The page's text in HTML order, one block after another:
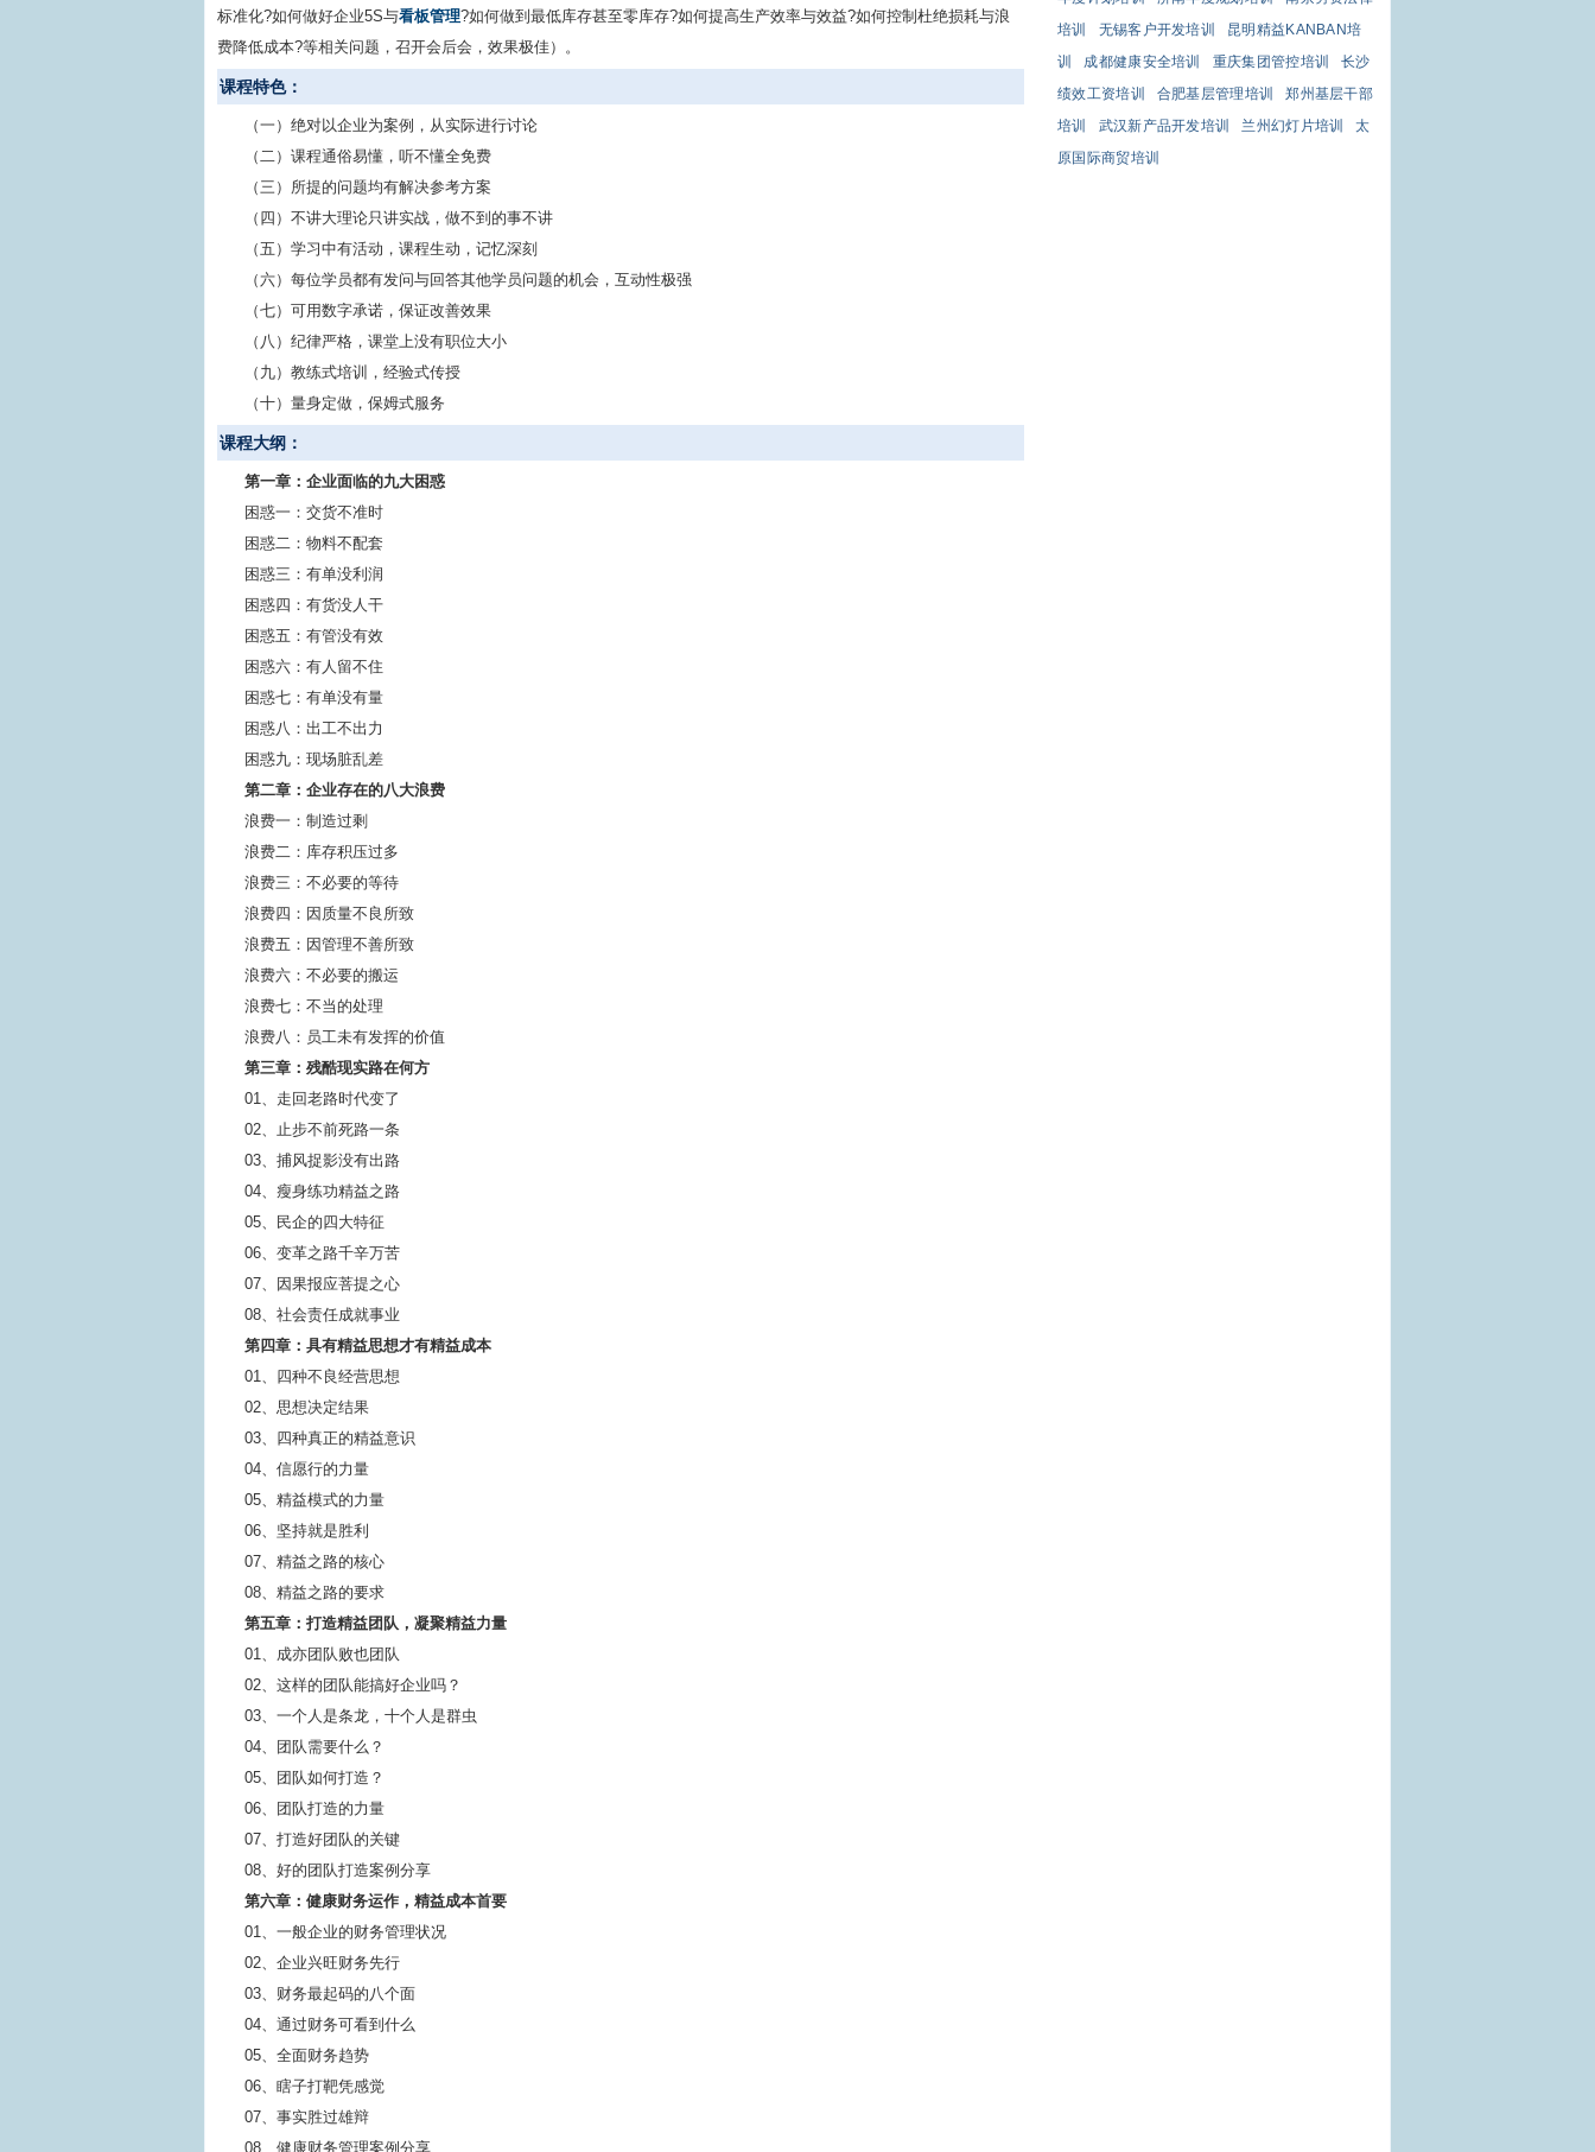
标准化?如何做好企业5S与看板管理?如何做到最低库存甚至零库存?如何提高生产效率与效益?如何控制杜绝损耗与浪
费降低成本?等相关问题，召开会后会，效果极佳）。
课程特色：
（一）绝对以企业为案例，从实际进行讨论
（二）课程通俗易懂，听不懂全免费
（三）所提的问题均有解决参考方案
（四）不讲大理论只讲实战，做不到的事不讲
（五）学习中有活动，课程生动，记忆深刻
（六）每位学员都有发问与回答其他学员问题的机会，互动性极强
（七）可用数字承诺，保证改善效果
（八）纪律严格，课堂上没有职位大小
（九）教练式培训，经验式传授
（十）量身定做，保姆式服务
课程大纲：
第一章：企业面临的九大困惑
困惑一：交货不准时
困惑二：物料不配套
困惑三：有单没利润
困惑四：有货没人干
困惑五：有管没有效
困惑六：有人留不住
困惑七：有单没有量
困惑八：出工不出力
困惑九：现场脏乱差
第二章：企业存在的八大浪费
浪费一：制造过剩
浪费二：库存积压过多
浪费三：不必要的等待
浪费四：因质量不良所致
浪费五：因管理不善所致
浪费六：不必要的搬运
浪费七：不当的处理
浪费八：员工未有发挥的价值
第三章：残酷现实路在何方
01、走回老路时代变了
02、止步不前死路一条
03、捕风捉影没有出路
04、瘦身练功精益之路
05、民企的四大特征
06、变革之路千辛万苦
07、因果报应菩提之心
08、社会责任成就事业
第四章：具有精益思想才有精益成本
01、四种不良经营思想
02、思想决定结果
03、四种真正的精益意识
04、信愿行的力量
05、精益模式的力量
06、坚持就是胜利
07、精益之路的核心
08、精益之路的要求
第五章：打造精益团队，凝聚精益力量
01、成亦团队败也团队
02、这样的团队能搞好企业吗？
03、一个人是条龙，十个人是群虫
04、团队需要什么？
05、团队如何打造？
06、团队打造的力量
07、打造好团队的关键
08、好的团队打造案例分享
第六章：健康财务运作，精益成本首要
01、一般企业的财务管理状况
02、企业兴旺财务先行
03、财务最起码的八个面
04、通过财务可看到什么
05、全面财务趋势
06、瞎子打靶凭感觉
07、事实胜过雄辩
08、健康财务管理案例分享
培训
无锡客户开发培训
昆明精益KANBAN培
训
成都健康安全培训 重庆集团管控培训
长沙
绩效工资培训
合肥基层管理培训
郑州基层干部
培训
武汉新产品开发培训 兰州幻灯片培训
太
原国际商贸培训